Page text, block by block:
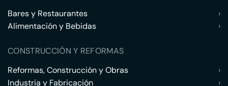
Bares y Restaurantes
›
Alimentación y Bebidas
›
CONSTRUCCIÓN Y REFORMAS
Reformas, Construcción y Obras
›
Industria y Fabricación
›